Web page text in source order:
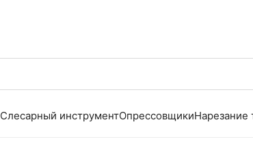
Слесарный инструментОпрессовщикиНарезание